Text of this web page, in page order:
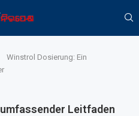
Winstrol Dosierung: Ein
Leitfaden